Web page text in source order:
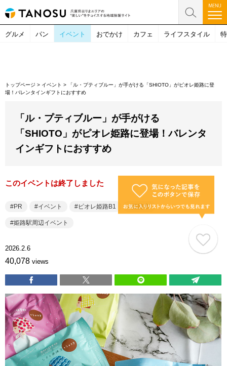
グルメ パン イベント おでかけ カフェ ライフスタイル
トップページ > イベント >
「ル・プティブルー」が手がける「SHIOTO」がピオレ姫路に登
場！バレンタインギフトにおすすめ
「ル・プティブルー」が手がける
「SHIOTO」がピオレ姫路に登場！バレンタ
インギフトにおすすめ
このイベントは終了しました
PR イベント ピオレ姫路B1 姫路市
姫路駅周辺イベント
2026.2.6
40,078 views